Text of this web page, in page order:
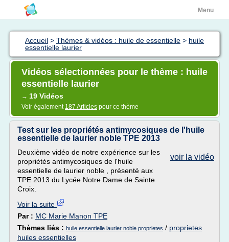
Menu
Accueil > Thèmes & vidéos : huile de essentielle > huile
essentielle laurier
Vidéos sélectionnées pour le thème : huile
essentielle laurier
→ 19 Vidéos
Voir également 187 Articles pour ce thème
Test sur les propriétés antimycosiques de l'huile
essentielle de laurier noble TPE 2013
voir la vidéo
Deuxième vidéo de notre expérience sur les
propriétés antimycosiques de l'huile
essentielle de laurier noble , présenté aux
TPE 2013 du Lycée Notre Dame de Sainte
Croix.
Voir la suite
Par : MC Marie Manon TPE
Thèmes liés : huile essentielle laurier noble proprietes / proprietes
huiles essentielles